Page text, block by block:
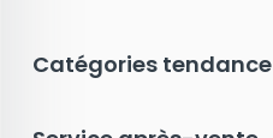
Catégories tendance